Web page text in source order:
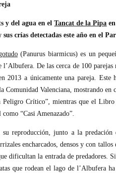
y del agua en elTancat de la Pipa
sus crías detectadas este año en el
(Panurus biarmicus) es un
De las cerca de 100
2013 a únicamente una pareja.
Comunidad Valenciana, mostrando
Crítico”, mientras que el
“Casi Amenazado”.
su reproducción, junto a la
encharcados, densos y con
dificultan la entrada de predadores.
que rodean el lago de l’Albufera